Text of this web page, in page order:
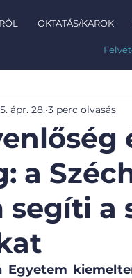
OKTATÁS/KAROK
a
segíti a
ápr. 28. 3 perc olvasás
Egyetem